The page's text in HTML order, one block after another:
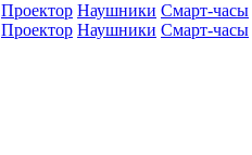
Проектор Наушники Смарт-часы
Проектор Наушники Смарт-часы